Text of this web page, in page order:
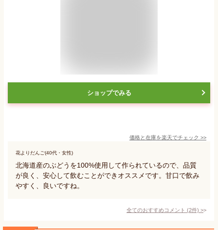
ショップでみる
価格と在庫を楽天でチェック >>
花よりだんご(40代・女性)
北海道産のぶどうを100%使用して作られているので、品質
が良く、安心して飲むことができオススメです。甘口で飲み
やすく、良いですね。
全てのおすすめコメント (2件) >